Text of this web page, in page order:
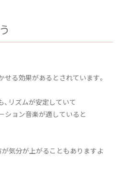
る効果があるとされています。
リズムが安定していて
ション音楽が適していると
気分が上がることもありますよ